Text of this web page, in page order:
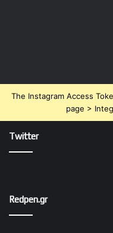
The Instagram Access
page >
Twitter
Redpen.gr